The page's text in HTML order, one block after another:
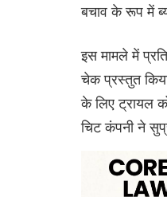
बचाव के रूप में
इस मामले में
चेक प्रस्तुत
के लिए ट्रायल
चिट कंपनी ने